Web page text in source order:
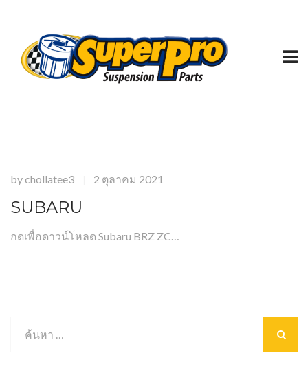
bychollatee3 2 ตุลาคม 2021
SUBARU
กดเพื่อดาวน์โหลด Subaru BRZ ZC…